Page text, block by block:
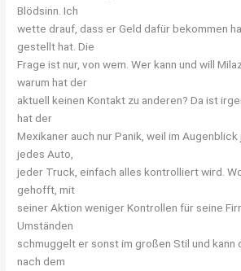
Blödsinn. Ich
wette drauf, dass er Geld dafür bekommen
gestellt hat. Die
Frage ist nur, von wem. Wer kann und will
warum hat der
aktuell keinen Kontakt zu anderen? Da ist
hat der
Mexikaner auch nur Panik, weil im
jedes Auto,
jeder Truck, einfach alles kontrolliert wird.
gehofft, mit
seiner Aktion weniger Kontrollen für seine
Umständen
schmuggelt er sonst im großen Stil und kann
nach dem